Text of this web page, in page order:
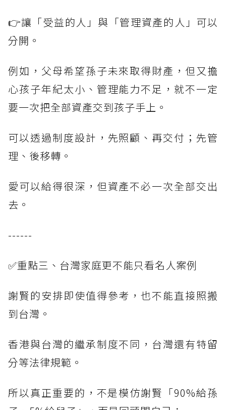
👉讓「受益的人」與「管理資產的人」可以
分開。
例如，父母希望孫子未來取得財產，但又擔
心孩子年紀太小、管理能力不足，就不一定
要一次把全部資產交到孩子手上。
可以透過制度設計，先照顧、再交付；先管
理、後移轉。
愛可以給得很深，但資產不必一次全部交出
去。
------
✅重點三、台灣家庭更不能只看名人案例
謝賢的安排即使值得參考，也不能直接照搬
到台灣。
香港與台灣的繼承制度不同，台灣還有特留
分等法律規範。
所以真正重要的，不是模仿謝賢「90%給孫